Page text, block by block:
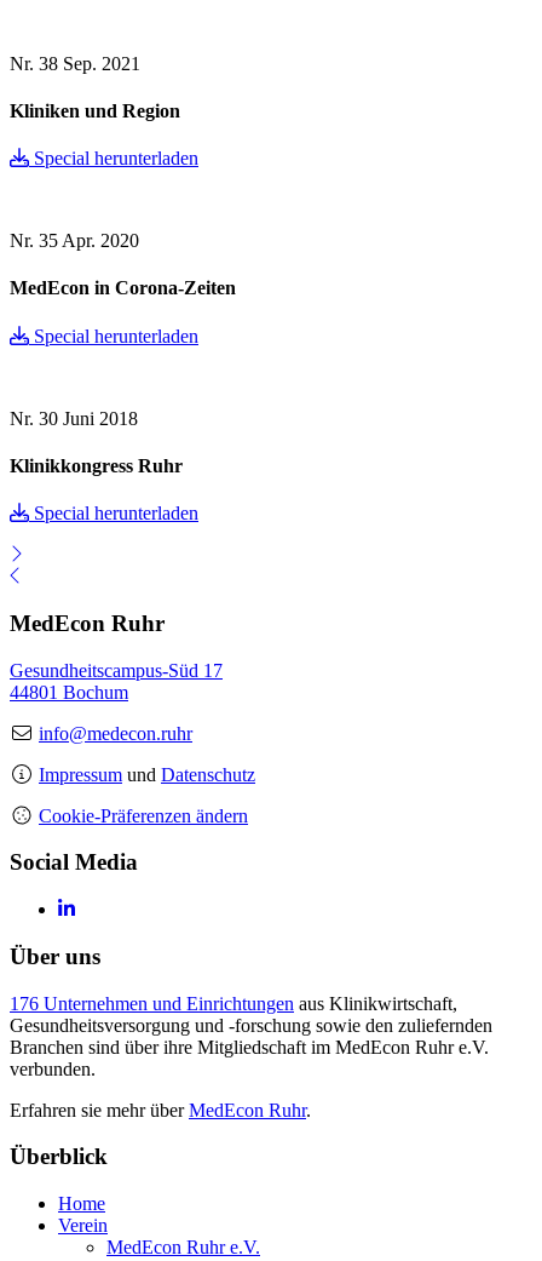
Nr. 38 Sep. 2021
Kliniken und Region
Special herunterladen
Nr. 35 Apr. 2020
MedEcon in Corona-Zeiten
Special herunterladen
Nr. 30 Juni 2018
Klinikkongress Ruhr
Special herunterladen
MedEcon Ruhr
Gesundheitscampus-Süd 17
44801 Bochum
info@medecon.ruhr
Impressum und Datenschutz
Cookie-Präferenzen ändern
Social Media
Über uns
176 Unternehmen und Einrichtungen aus Klinikwirtschaft,
Gesundheitsversorgung und -forschung sowie den zuliefernden
Branchen sind über ihre Mitgliedschaft im MedEcon Ruhr e.V.
verbunden.
Erfahren sie mehr überMedEcon Ruhr.
Überblick
Home
Verein
MedEcon Ruhr e.V.